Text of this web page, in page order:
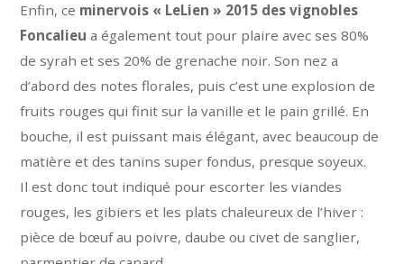
Enfin, ce minervois « LeLien » 2015 des vignobles
Foncalieu a également tout pour plaire avec ses 80%
de syrah et ses 20% de grenache noir. Son nez a
d’abord des notes florales, puis c’est une explosion de
fruits rouges qui finit sur la vanille et le pain grillé. En
bouche, il est puissant mais élégant, avec beaucoup de
matière et des tanins super fondus, presque soyeux.
Il est donc tout indiqué pour escorter les viandes
rouges, les gibiers et les plats chaleureux de l’hiver :
pièce de bœuf au poivre, daube ou civet de sanglier,